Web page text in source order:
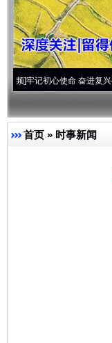
初心使命 奋进复兴征程丨宝
首页 » 时事新闻